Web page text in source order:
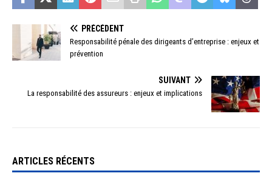
PRÉCÉDENT
Responsabilité pénale des dirigeants d’entreprise : enjeux et
prévention
SUIVANT
La responsabilité des assureurs : enjeux et implications
ARTICLES RÉCENTS